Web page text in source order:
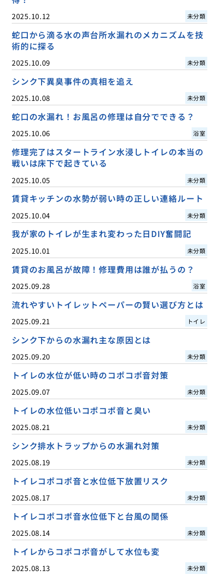
2025.10.12 未分類
蛇口から滴る水の声台所水漏れのメカニズムを技
術的に探る
2025.10.09 未分類
シンク下異臭事件の真相を追え
2025.10.08 未分類
蛇口の水漏れ！お風呂の修理は自分でできる？
2025.10.06 浴室
修理完了はスタートライン水浸しトイレの本当の
戦いは床下で起きている
2025.10.05 未分類
賃貸キッチンの水勢が弱い時の正しい連絡ルート
2025.10.04 未分類
我が家のトイレが生まれ変わった日DIY奮闘記
2025.10.01 未分類
賃貸のお風呂が故障！修理費用は誰が払うの？
2025.09.28 浴室
流れやすいトイレットペーパーの賢い選び方とは
2025.09.21 トイレ
シンク下からの水漏れ主な原因とは
2025.09.20 未分類
トイレの水位が低い時のコポコポ音対策
2025.09.07 未分類
トイレの水位低いコポコポ音と臭い
2025.08.21 未分類
シンク排水トラップからの水漏れ対策
2025.08.19 未分類
トイレコポコポ音と水位低下放置リスク
2025.08.17 未分類
トイレコポコポ音水位低下と台風の関係
2025.08.14 未分類
トイレからコポコポ音がして水位も変
2025.08.13 未分類